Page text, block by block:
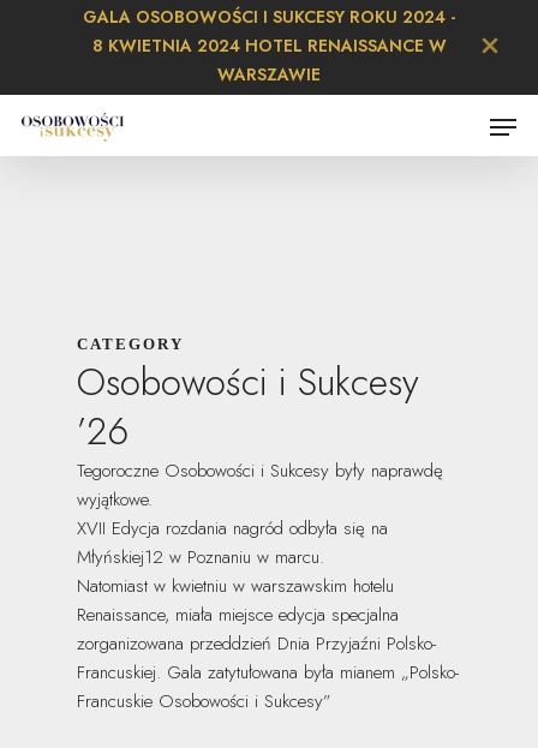
content
GALA OSOBOWOŚCI I SUKCESY ROKU 2024 -
8 KWIETNIA 2024 HOTEL RENAISSANCE W
WARSZAWIE
Menu
CATEGORY
Osobowości i Sukcesy
’26
Tegoroczne Osobowości i Sukcesy były naprawdę
wyjątkowe.
XVII Edycja rozdania nagród odbyła się na
Młyńskiej12 w Poznaniu w marcu.
Natomiast w kwietniu w warszawskim hotelu
Renaissance, miała miejsce edycja specjalna
zorganizowana przeddzień Dnia Przyjaźni Polsko-
Francuskiej. Gala zatytułowana była mianem „Polsko-
Francuskie Osobowości i Sukcesy”
Menu